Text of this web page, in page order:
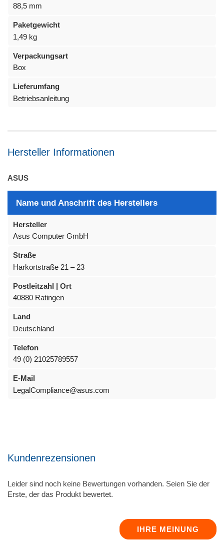
88,5 mm
Paketgewicht
1,49 kg
Verpackungsart
Box
Lieferumfang
Betriebsanleitung
Hersteller Informationen
ASUS
Name und Anschrift des Herstellers
Hersteller
Asus Computer GmbH
Straße
Harkortstraße 21 – 23
Postleitzahl | Ort
40880 Ratingen
Land
Deutschland
Telefon
49 (0) 21025789557
E-Mail
LegalCompliance@asus.com
Kundenrezensionen
Leider sind noch keine Bewertungen vorhanden. Seien Sie der
Erste, der das Produkt bewertet.
IHRE MEINUNG